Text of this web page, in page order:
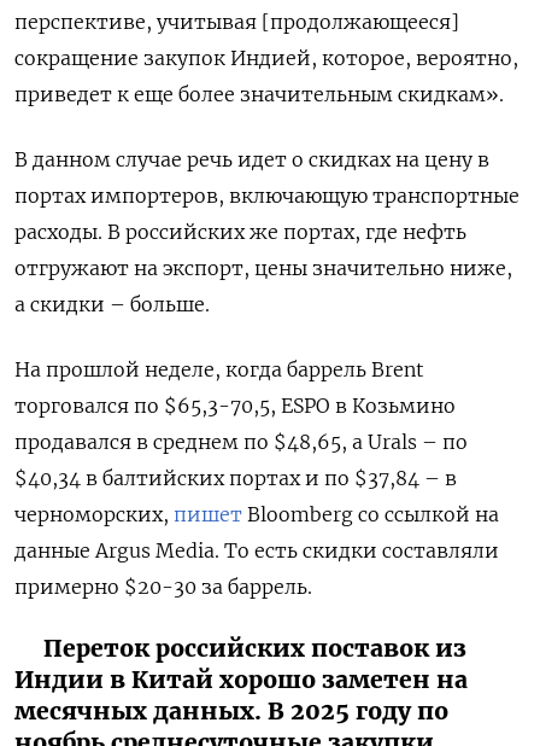
перспективе, учитывая [продолжающееся]
сокращение закупок Индией, которое, вероятно,
приведет к еще более значительным скидкам».
В данном случае речь идет о скидках на цену в
портах импортеров, включающую транспортные
расходы. В российских же портах, где нефть
отгружают на экспорт, цены значительно ниже,
а скидки – больше.
На прошлой неделе, когда баррель Brent
торговался по $65,3-70,5, ESPO в Козьмино
продавался в среднем по $48,65, а Urals – по
$40,34 в балтийских портах и по $37,84 – в
черноморских, пишет Bloomberg со ссылкой на
данные Argus Media. То есть скидки составляли
примерно $20-30 за баррель.
Переток российских поставок из
Индии в Китай хорошо заметен на
месячных данных. В 2025 году по